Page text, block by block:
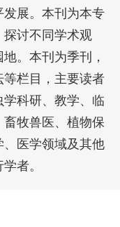
展。本刊为本专
探讨不同学术观
。本刊为季刊，
栏目，主要读者
科研、教学、临
牧兽医、植物保
医学领域及其他
者。